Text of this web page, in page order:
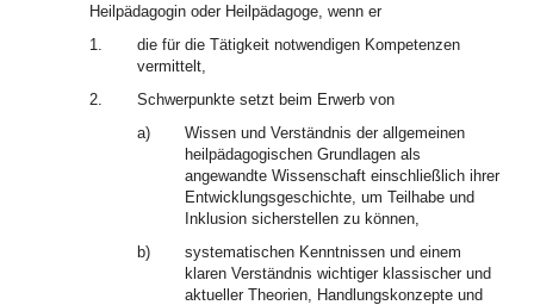
Heilpädagogin oder Heilpädagoge, wenn er
1.
die für die Tätigkeit notwendigen Kompetenzen
vermittelt,
2.
Schwerpunkte setzt beim Erwerb von
a)
Wissen und Verständnis der allgemeinen
heilpädagogischen Grundlagen als
angewandte Wissenschaft einschließlich ihrer
Entwicklungsgeschichte, um Teilhabe und
Inklusion sicherstellen zu können,
b)
systematischen Kenntnissen und einem
klaren Verständnis wichtiger klassischer und
aktueller Theorien, Handlungskonzepte und